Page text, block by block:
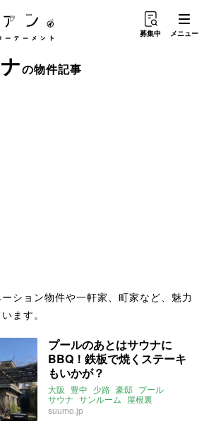
募集中 メニュー
の物件記事
ション物件や一軒家、町家など、魅力
ます。
プールのあとはサウナに
BBQ！鉄板で焼くステーキ
もいかが？
大阪 豊中 少路 豪邸 プール
サウナ サンルーム 屋根裏
suumo.jp